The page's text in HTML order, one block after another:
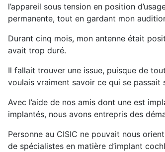
l’appareil sous tension en position
permanente, tout en gardant mon
Durant cinq mois, mon antenne était
avait trop duré.
Il fallait trouver une issue, puisque de
voulais vraiment savoir ce qui se passait
Avec l’aide de nos amis dont une est
implantés, nous avons entrepris des
Personne au CISIC ne pouvait nous
de spécialistes en matière d’implant